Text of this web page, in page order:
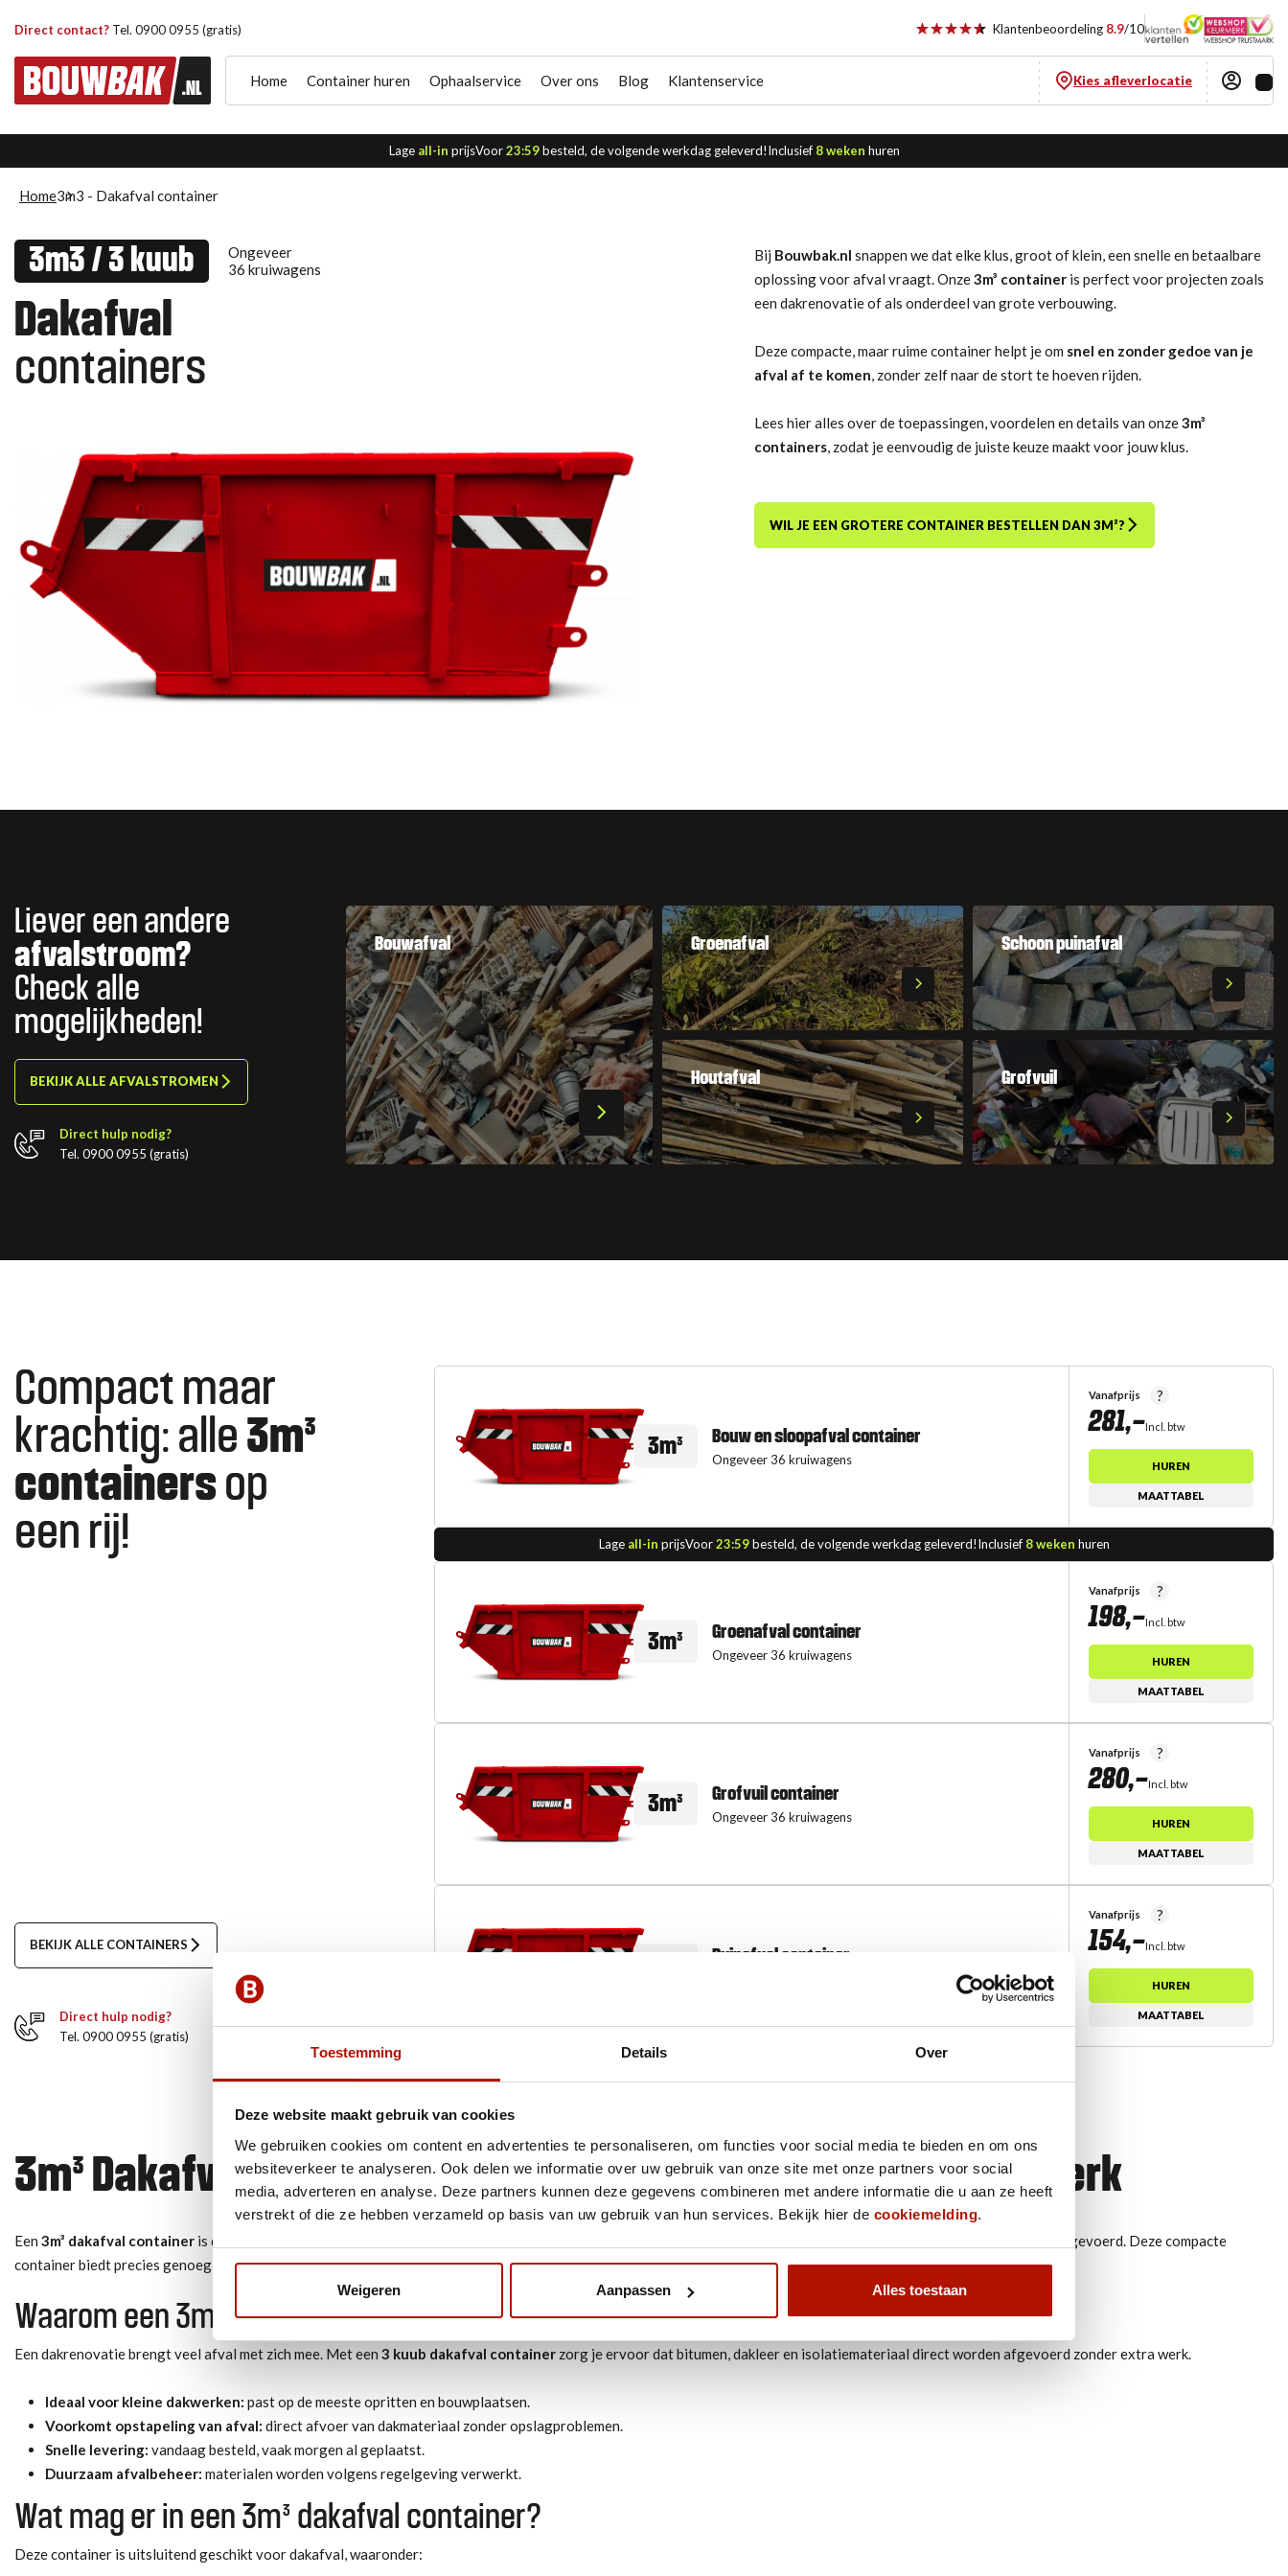
Toestemming Details Over
Deze website maakt gebruik van cookies
We gebruiken cookies om content en advertenties te personaliseren, om functies voor social media te bieden en om ons
websiteverkeer te analyseren. Ook delen we informatie over uw gebruik van onze site met onze partners voor social
media, adverteren en analyse. Deze partners kunnen deze gegevens combineren met andere informatie die u aan ze heeft
verstrekt of die ze hebben verzameld op basis van uw gebruik van hun services. Bekijk hier de cookiemelding.
Weigeren Aanpassen Alles toestaan
Direct contact? Tel. 0900 0955 (gratis) Klantenbeoordeling 8.9/10
Home Container huren Ophaalservice Over ons Blog Klantenservice Kies afleverlocatie
Lage all-in prijsVoor23:59besteld, de volgende werkdag geleverd!Inclusief 8 weken huren
Home3m3 - Dakafval container
3m3 / 3 kuub
Ongeveer
36 kruiwagens
Dakafval
containers
Bij Bouwbak.nl snappen we dat elke klus, groot of klein, een snelle en betaalbare
oplossing voor afval vraagt. Onze3m³ container is perfect voor projecten zoals
een dakrenovatie of als onderdeel van grote verbouwing.
Deze compacte, maar ruime container helpt je om snel en zonder gedoe van je
afval af te komen, zonder zelf naar de stort te hoeven rijden.
Lees hier alles over de toepassingen, voordelen en details van onze3m³
containers, zodat je eenvoudig de juiste keuze maakt voor jouw klus.
WIL JE EEN GROTERE CONTAINER BESTELLEN DAN 3M³?
Liever een andere
afvalstroom?
Check alle
mogelijkheden!
BEKIJK ALLE AFVALSTROMEN
Direct hulp nodig?
Tel. 0900 0955 (gratis)
Bouwafval Groenafval Schoon puinafval
Houtafval Grofvuil
Compact maar
krachtig: alle 3m³
containers op
een rij!
BEKIJK ALLE CONTAINERS
Direct hulp nodig?
Tel. 0900 0955 (gratis)
3m³ Bouw en sloopafval container
Ongeveer 36 kruiwagens
Vanafprijs ?
281,-Incl. btw
HUREN
MAATTABEL
Lage all-in prijsVoor23:59besteld, de volgende werkdag geleverd!Inclusief 8 weken huren
3m³ Groenafval container
Ongeveer 36 kruiwagens
Vanafprijs ?
198,-Incl. btw
HUREN
MAATTABEL
3m³ Grofvuil container
Ongeveer 36 kruiwagens
Vanafprijs ?
280,-Incl. btw
HUREN
MAATTABEL
Puinafval container
Vanafprijs ?
154,-Incl. btw
HUREN
MAATTABEL
3m³ Dakafval container: klein, maar essentieel voor dakwerk
Een 3m³ dakafval container is dé oplossing voor kleine dakreparaties en renovaties. Bij het vervangen van dakleer of bitumen ontstaat afval dat veilig moet worden afgevoerd. Deze compacte
container biedt precies genoeg ruimte om je dakafval op een efficiënte manier kwijt te raken.
Waarom een 3m³ dakafval container huren?
Een dakrenovatie brengt veel afval met zich mee. Met een 3 kuub dakafval container zorg je ervoor dat bitumen, dakleer en isolatiemateriaal direct worden afgevoerd zonder extra werk.
Ideaal voor kleine dakwerken: past op de meeste opritten en bouwplaatsen.
Voorkomt opstapeling van afval: direct afvoer van dakmateriaal zonder opslagproblemen.
Snelle levering: vandaag besteld, vaak morgen al geplaatst.
Duurzaam afvalbeheer: materialen worden volgens regelgeving verwerkt.
Wat mag er in een 3m³ dakafval container?
Deze container is uitsluitend geschikt voor dakafval, waaronder: